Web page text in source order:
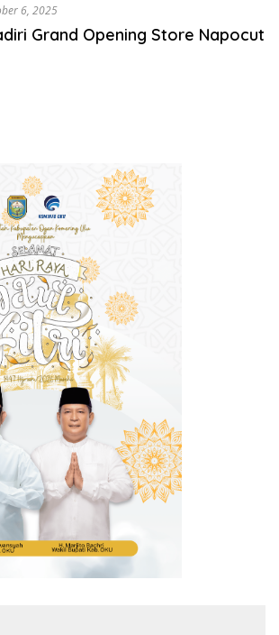
6, 2025
Grand Opening Store Napocut